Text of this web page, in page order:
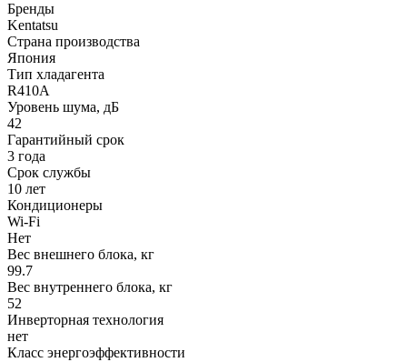
Бренды
Kentatsu
Страна производства
Япония
Тип хладагента
R410A
Уровень шума, дБ
42
Гарантийный срок
3 года
Срок службы
10 лет
Кондиционеры
Wi-Fi
Нет
Вес внешнего блока, кг
99.7
Вес внутреннего блока, кг
52
Инверторная технология
нет
Класс энергоэффективности